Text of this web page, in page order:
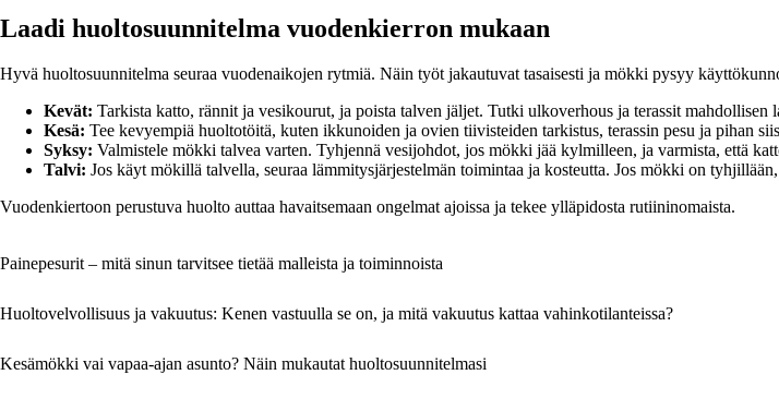
Laadi huoltosuunnitelma vuodenkierron mukaan
Hyvä huoltosuunnitelma seuraa vuodenaikojen rytmiä. Näin työt jakautuvat tasaisesti ja mökki pysyy
Kevät: Tarkista katto, rännit ja vesikourut, ja poista talven jäljet. Tutki ulkoverhous ja terassit
Kesä: Tee kevyempiä huoltotöitä, kuten ikkunoiden ja ovien tiivisteiden tarkistus, terassin pesu ja pihan
Syksy: Valmistele mökki talvea varten. Tyhjennä vesijohdot, jos mökki jää kylmilleen, ja varmista, että
Talvi: Jos käyt mökillä talvella, seuraa lämmitysjärjestelmän toimintaa ja kosteutta. Jos mökki on
Vuodenkiertoon perustuva huolto auttaa havaitsemaan ongelmat ajoissa ja tekee ylläpidosta rutiininomaista.
Painepesurit – mitä sinun tarvitsee tietää malleista ja toiminnoista
Huoltovelvollisuus ja vakuutus: Kenen vastuulla se on, ja mitä vakuutus kattaa vahinkotilanteissa?
Kesämökki vai vapaa-ajan asunto? Näin mukautat huoltosuunnitelmasi